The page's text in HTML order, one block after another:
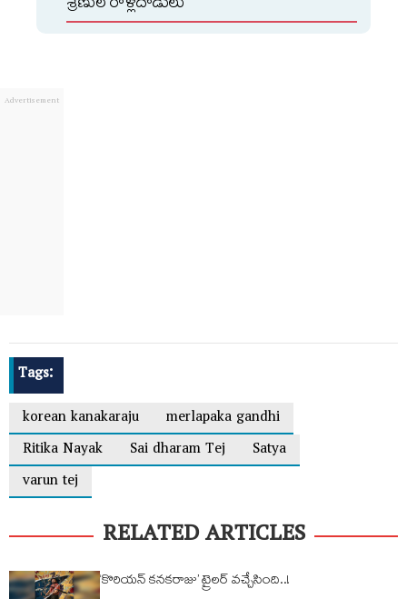
Tags:
korean kanakaraju
merlapaka gandhi
Ritika Nayak
Sai dharam Tej
Satya
varun tej
RELATED ARTICLES
‘కొరియన్ కనకరాజు’ ట్రైలర్ వచ్చేసింది..!